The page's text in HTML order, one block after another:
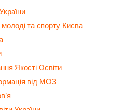
молоді та спорту Києва
Якості Освіти
від МОЗ